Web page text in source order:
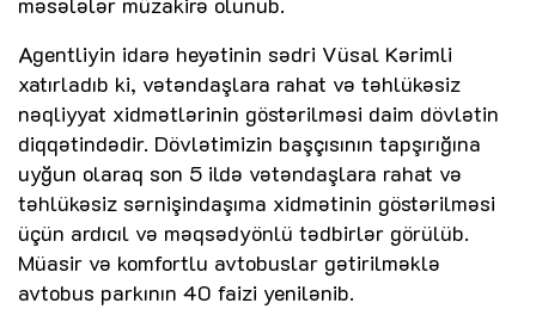
Agentliyin idarə heyətinin sədri Vüsal Kərimli
xatırladıb ki, vətəndaşlara rahat və təhlükəsiz
nəqliyyat xidmətlərinin göstərilməsi daim dövlətin
diqqətindədir. Dövlətimizin başçısının tapşırığına
uyğun olaraq son 5 ildə vətəndaşlara rahat və
təhlükəsiz sərnişindaşıma xidmətinin göstərilməsi
üçün ardıcıl və məqsədyönlü tədbirlər görülüb.
Müasir və komfortlu avtobuslar gətirilməklə
avtobus parkının 40 faizi yenilənib.